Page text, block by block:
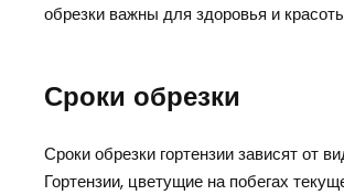
обрезки важны для здоровья и
Сроки обрезки
Сроки обрезки гортензии зависят от
Гортензии, цветущие на побегах